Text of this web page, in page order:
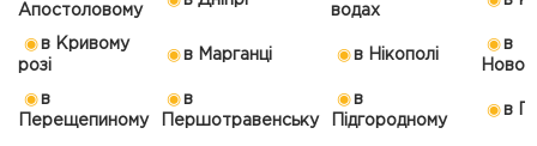
Апостоловому
водах
в Кривому
розі
в Марганці в Нікополі
в
в
Перещепиному
в
Першотравенську
в
Підгородному
в